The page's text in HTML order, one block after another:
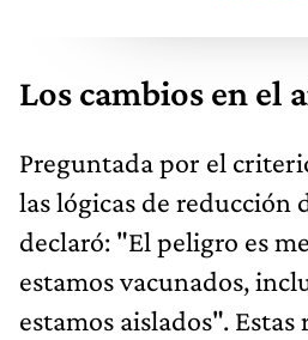
Los cambios en el
Preguntada por el
las lógicas de reducción
declaró: "El peligro es
estamos vacunados,
estamos aislados". Estas